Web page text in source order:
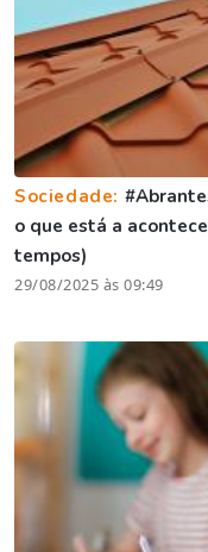
Sociedade:
o que está a
tempos)
29/08/2025 às 09:49